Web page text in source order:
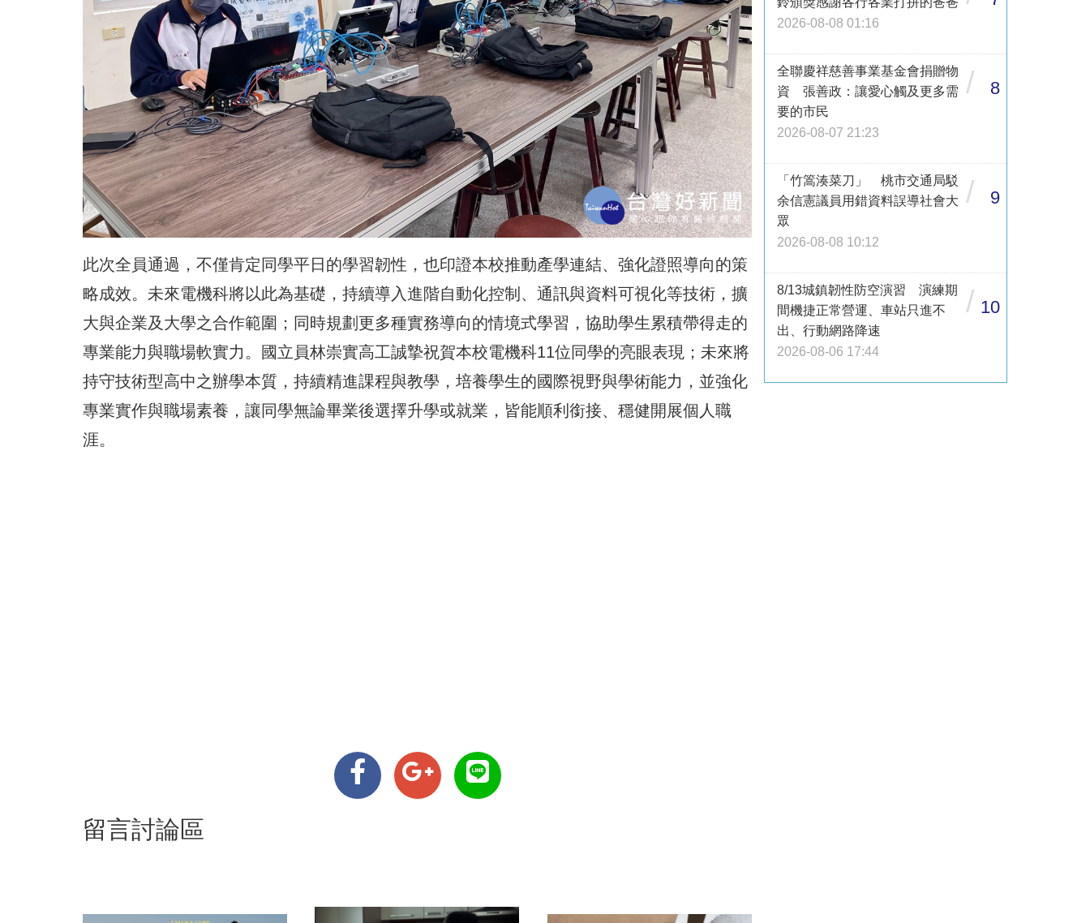
此次全員通過，不僅肯定同學平日的學習韌性，也印證本校推動產學連結、強化證照導向的策
略成效。未來電機科將以此為基礎，持續導入進階自動化控制、通訊與資料可視化等技術，擴
大與企業及大學之合作範圍；同時規劃更多種實務導向的情境式學習，協助學生累積帶得走的
專業能力與職場軟實力。國立員林崇實高工誠摯祝賀本校電機科11位同學的亮眼表現；未來將
持守技術型高中之辦學本質，持續精進課程與教學，培養學生的國際視野與學術能力，並強化
專業實作與職場素養，讓同學無論畢業後選擇升學或就業，皆能順利銜接、穩健開展個人職
涯。
留言討論區
2026-08-08 01:16
全聯慶祥慈善事業基金會捐贈物
資 張善政：讓愛心觸及更多需
要的市民
2026-08-07 21:23
/ 8
「竹篙湊菜刀」 桃市交通局駁
余信憲議員用錯資料誤導社會大
眾
2026-08-08 10:12
/ 9
8/13城鎮韌性防空演習 演練期
間機捷正常營運、車站只進不
出、行動網路降速
2026-08-06 17:44
/ 10